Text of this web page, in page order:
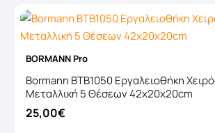
BORMANN Pro
Bormann BTB1050 Εργαλειοθήκη
Μεταλλική 5 Θέσεων 42x20x20cm
25,00€